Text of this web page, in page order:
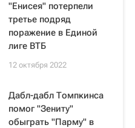
"Енисея" потерпели
третье подряд
поражение в Единой
лиге ВТБ
12 октября 2022
Дабл-дабл Томпкинса
помог "Зениту"
обыграть "Парму" в